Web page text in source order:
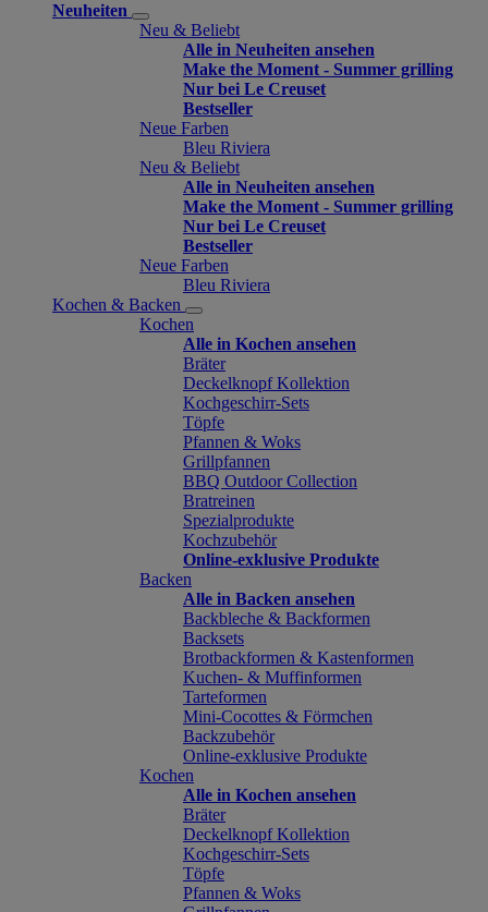
Neuheiten
Neu & Beliebt
Alle in Neuheiten ansehen
Make the Moment - Summer grilling
Nur bei Le Creuset
Bestseller
Neue Farben
Bleu Riviera
Neu & Beliebt
Alle in Neuheiten ansehen
Make the Moment - Summer grilling
Nur bei Le Creuset
Bestseller
Neue Farben
Bleu Riviera
Kochen & Backen
Kochen
Alle in Kochen ansehen
Bräter
Deckelknopf Kollektion
Kochgeschirr-Sets
Töpfe
Pfannen & Woks
Grillpfannen
BBQ Outdoor Collection
Bratreinen
Spezialprodukte
Kochzubehör
Online-exklusive Produkte
Backen
Alle in Backen ansehen
Backbleche & Backformen
Backsets
Brotbackformen & Kastenformen
Kuchen- & Muffinformen
Tarteformen
Mini-Cocottes & Förmchen
Backzubehör
Online-exklusive Produkte
Kochen
Alle in Kochen ansehen
Bräter
Deckelknopf Kollektion
Kochgeschirr-Sets
Töpfe
Pfannen & Woks